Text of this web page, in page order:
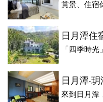
賞景、住宿
日月潭住
「四季時
日月潭‧
來到日月潭